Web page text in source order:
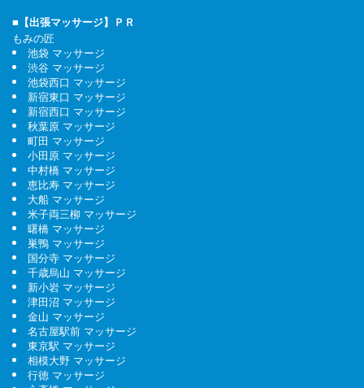
■【出張マッサージ】ＰＲ
もみの匠
池袋 マッサージ
渋谷 マッサージ
池袋西口 マッサージ
新宿東口 マッサージ
新宿西口 マッサージ
秋葉原 マッサージ
町田 マッサージ
小田原 マッサージ
中村橋 マッサージ
恵比寿 マッサージ
大船 マッサージ
米子両三柳 マッサージ
曙橋 マッサージ
巣鴨 マッサージ
国分寺 マッサージ
千歳烏山 マッサージ
新小岩 マッサージ
津田沼 マッサージ
金山 マッサージ
名古屋駅前 マッサージ
東京駅 マッサージ
相模大野 マッサージ
行徳 マッサージ